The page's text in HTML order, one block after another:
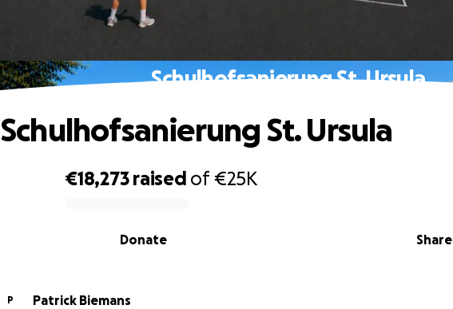
Schulhofsanierung St. Ursula
€18,273 raised of€25K
Share
Donate
Schulhofsanierung St. Ursula
P
Patrick Biemans